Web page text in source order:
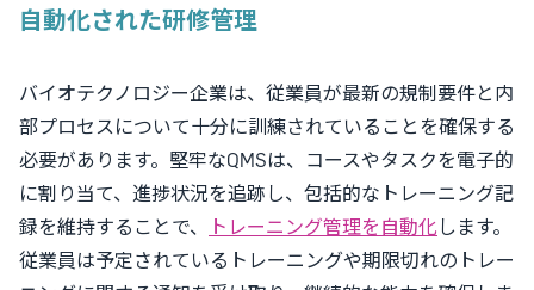
自動化された研修管理
バイオテクノロジー企業は、従業員が最新の規制要件と内
部プロセスについて十分に訓練されていることを確保する
必要があります。堅牢なQMSは、コースやタスクを電子的
に割り当て、進捗状況を追跡し、包括的なトレーニング記
録を維持することで、
トレーニング管理を自動化 します。
従業員は予定されているトレーニングや期限切れのトレー